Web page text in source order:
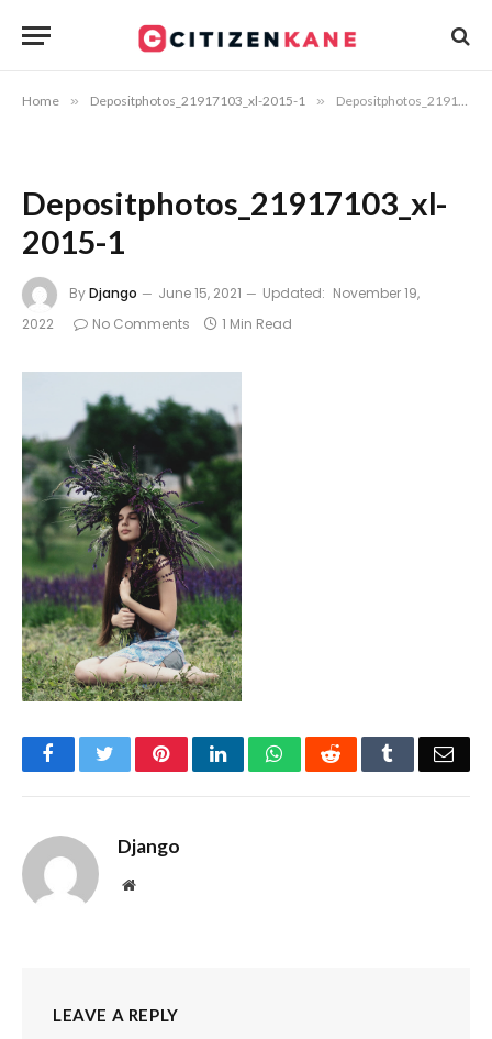
Home » Depositphotos_21917103_xl-2015-1 » Depositphotos_21917103_xl-2015-1
Depositphotos_21917103_xl-
2015-1
ByDjango June 15, 2021 Updated: November 19,
2022
No Comments 1 Min Read
FacebookTwitterPinterestLinkedInWhatsAppReddit Tumblr
Django
Website
LEAVE A REPLY